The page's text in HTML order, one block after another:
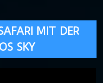
MIT DER
SKY